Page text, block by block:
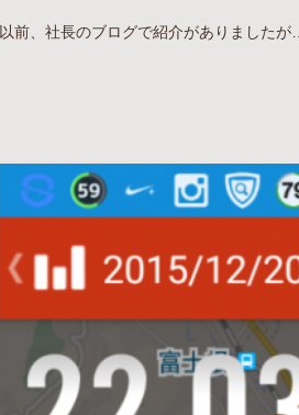
以前、社長のブログで紹介がありましたが…